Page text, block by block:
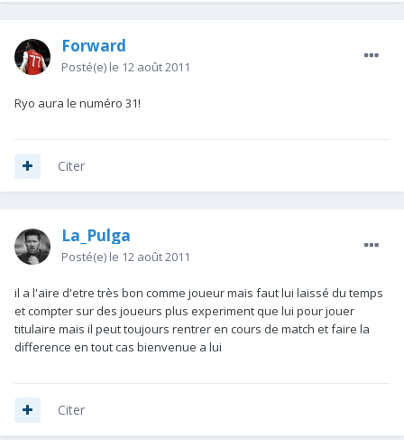
Forward
Posté(e) le 12 août 2011
Ryo aura le numéro 31!
Citer
La_Pulga
Posté(e) le 12 août 2011
il a l'aire d'etre très bon comme joueur mais faut lui laissé du temps
et compter sur des joueurs plus experiment que lui pour jouer
titulaire mais il peut toujours rentrer en cours de match et faire la
difference en tout cas bienvenue a lui
Citer